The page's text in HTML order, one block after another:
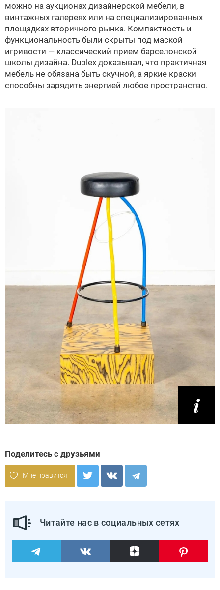
можно на аукционах дизайнерской мебели, в
винтажных галереях или на специализированных
площадках вторичного рынка. Компактность и
функциональность были скрыты под маской
игривости — классический прием барселонской
школы дизайна. Duplex доказывал, что практичная
мебель не обязана быть скучной, а яркие краски
способны зарядить энергией любое пространство.
Поделитесь с друзьями
Мне нравится
Читайте нас в социальных сетях